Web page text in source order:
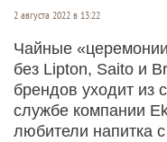
2 августа 2022 в 13:22
Чайные
без Lipton, Saito и
брендов уходит из
службе компании
любители напитка